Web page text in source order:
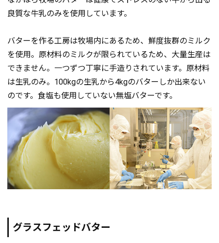
良質な牛乳のみを使用しています。
バターを作る工房は牧場内にあるため、鮮度抜群のミルク
を使用。原材料のミルクが限られているため、大量生産は
できません。一つずつ丁寧に手造りされています。原材料
は生乳のみ。100kgの生乳から4kgのバターしか出来ない
のです。食塩も使用していない無塩バターです。
グラスフェッドバター